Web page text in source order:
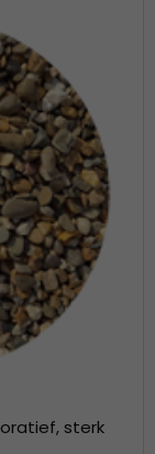
sterk